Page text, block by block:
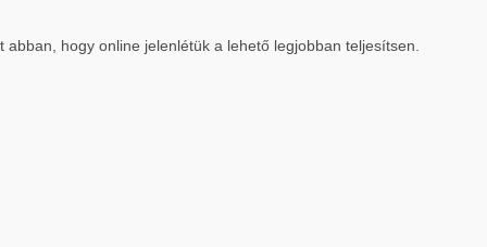
hogy online jelenlétük a lehető legjobban teljesítsen.